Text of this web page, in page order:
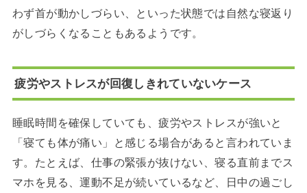
わず首が動かしづらい、といった状態では自然な寝返り
がしづらくなることもあるようです。
疲労やストレスが回復しきれていないケース
睡眠時間を確保していても、疲労やストレスが強いと
「寝ても体が痛い」と感じる場合があると言われていま
す。たとえば、仕事の緊張が抜けない、寝る直前までス
マホを見る、運動不足が続いているなど、日中の過ごし